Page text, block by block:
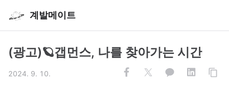
계발메이트
(광고)🪐갭먼스, 나를 찾아가는 시간
2024. 9. 10.